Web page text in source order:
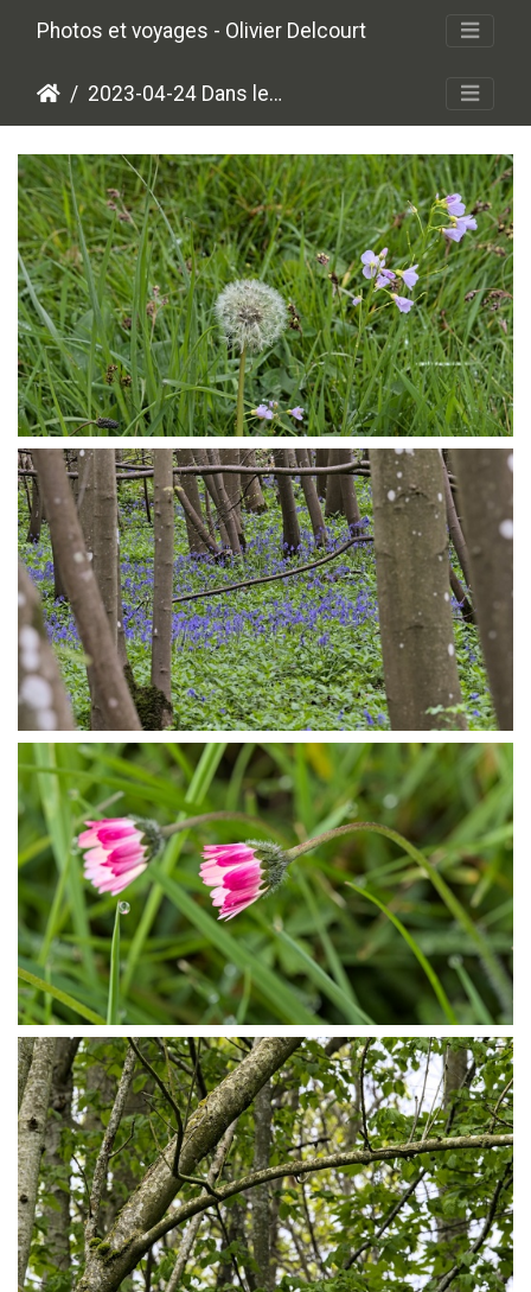
Photos et voyages - Olivier Delcourt
2023-04-24 Dans les bois
P4245152
P4245156
P4245167